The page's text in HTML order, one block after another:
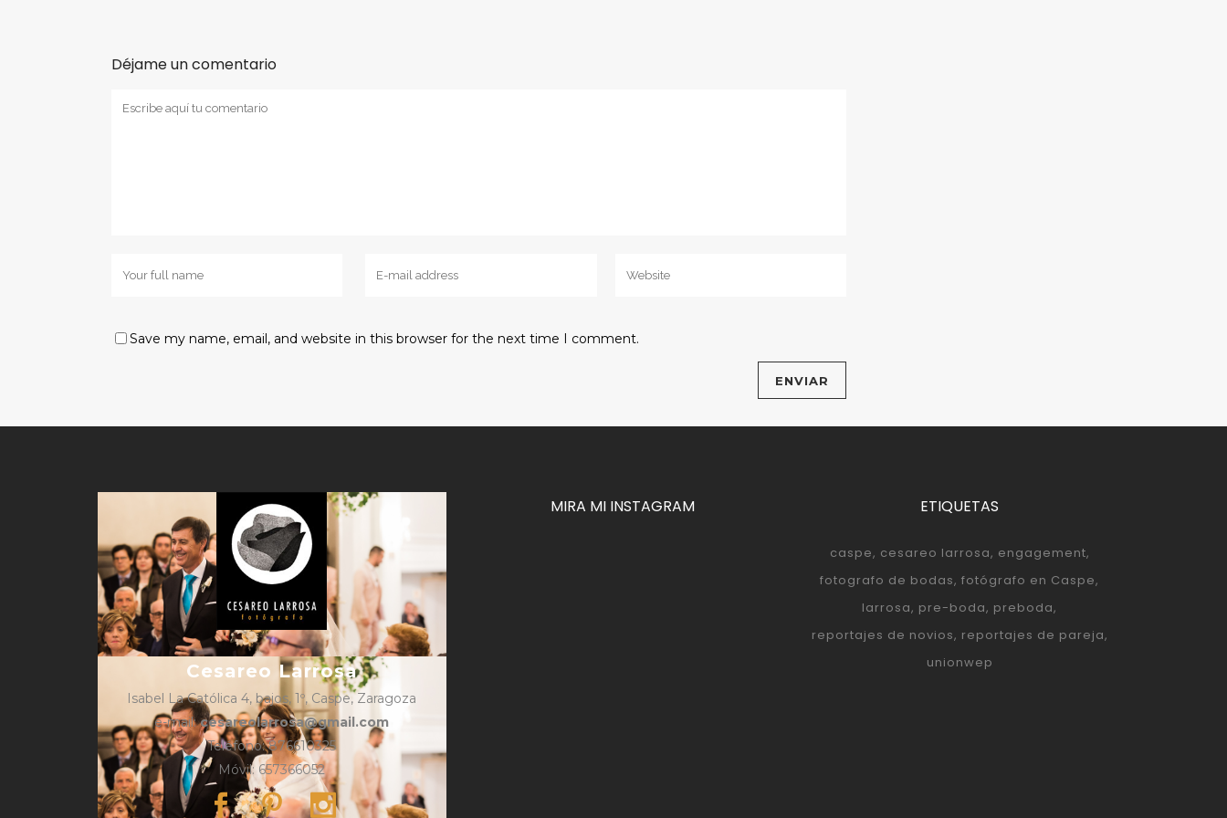
Déjame un comentario
Save my name, email, and website in this browser for the next time I comment.
Cesareo Larrosa
Isabel La Católica 4, bajos, 1º, Caspe, Zaragoza
e-mail:cesareolarrosa@gmail.com
Teléfono: 876610325
Móvil: 657366052
MIRA MI INSTAGRAM ETIQUETAS
caspe cesareo larrosa engagement
fotografo de bodas fotógrafo en Caspe
larrosa pre-boda preboda
reportajes de novios reportajes de pareja
unionwep